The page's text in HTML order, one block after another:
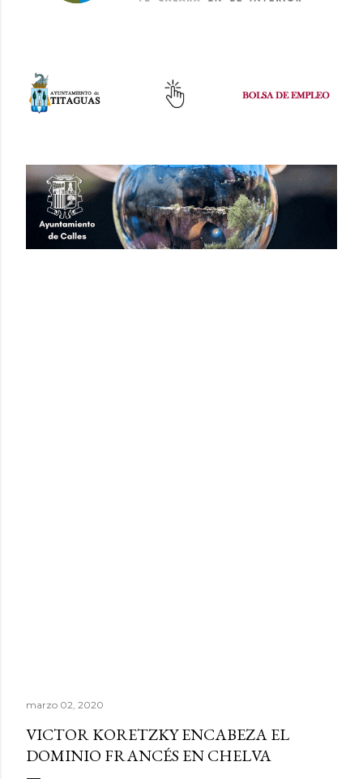
marzo 02, 2020
VICTOR KORETZKY ENCABEZA EL
DOMINIO FRANCÉS EN CHELVA